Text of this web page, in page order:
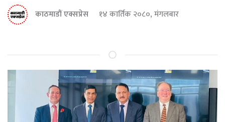
काठमाडौं एक्सप्रेस १४ कार्तिक २०८०, मंगलबार